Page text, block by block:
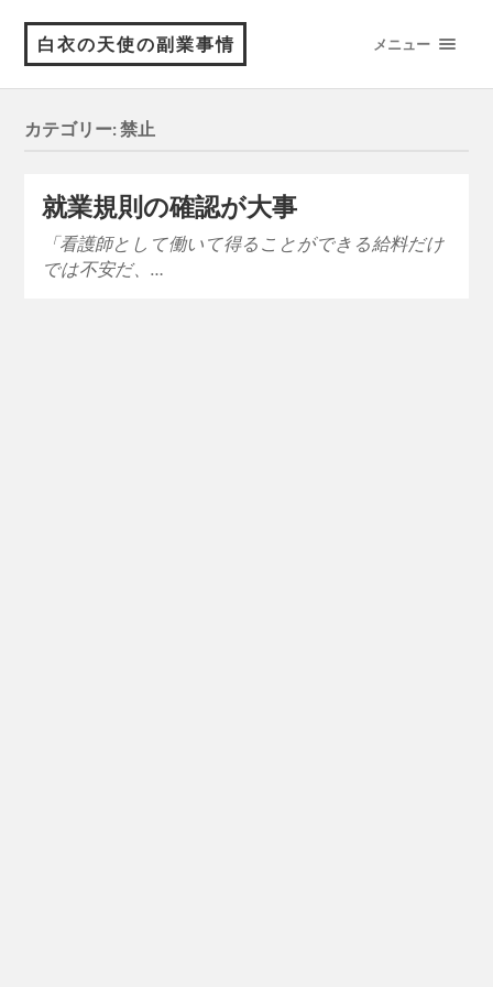
白衣の天使の副業事情 メニュー
カテゴリー:禁止
就業規則の確認が大事
「看護師として働いて得ることができる給料だけ
では不安だ、…